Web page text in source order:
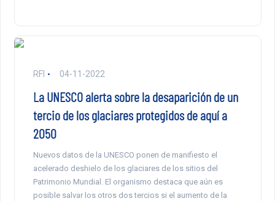
RFI 04-11-2022
La UNESCO alerta sobre la desaparición de un
tercio de los glaciares protegidos de aquí a
2050
Nuevos datos de la UNESCO ponen de manifiesto el
acelerado deshielo de los glaciares de los sitios del
Patrimonio Mundial. El organismo destaca que aún es
posible salvar los otros dos tercios si el aumento de la